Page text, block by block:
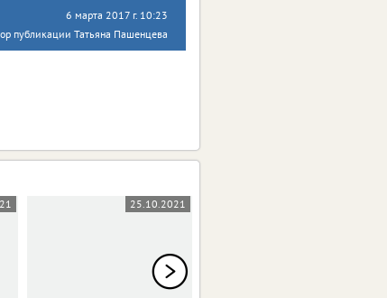
6 марта 2017 г. 10:23
публикации Татьяна Пашенцева
25.10.2021